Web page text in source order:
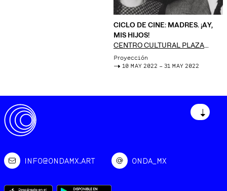
CICLO DE CINE: MADRES. ¡AY,
MIS HIJOS!
CENTRO CULTURAL PLAZA
FÁTIMA
Proyección
-> 10 MAY 2022 – 31 MAY 2022
↓
INFO@ONDAMX.ART ONDA_MX